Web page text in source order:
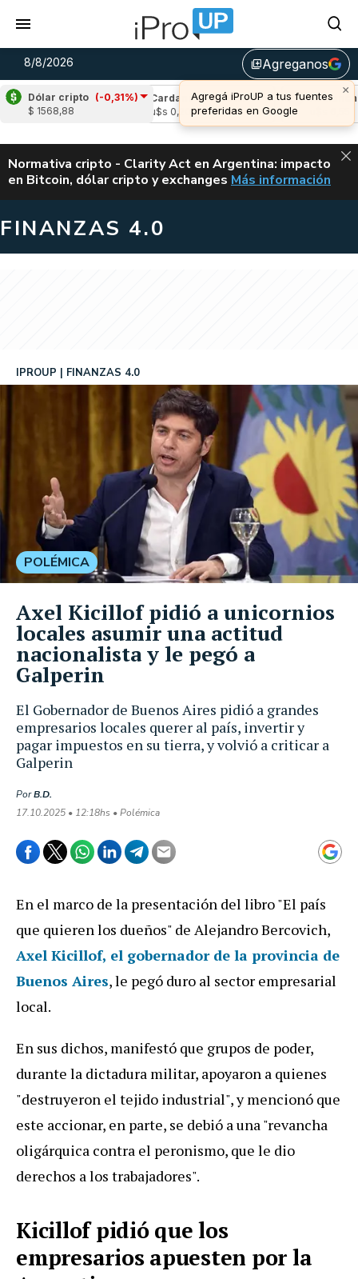
8/8/2026 library_addAgreganos
×
Agregá iProUP a tus fuentes
preferidas en Google
Dólar cripto (-0,31%)
$ 1568,88
(1,79%)
Cardano (-0,29%)
u$s 0,20
Avalanche
u$s 6,55
ALERTA
Normativa cripto - Clarity Act en Argentina: impacto
en Bitcoin, dólar cripto y exchanges CLARITY ACT EN
Más información
FINANZAS 4.0
El Gobernador de Buenos Aires pidió a grandes
empresarios locales querer al país, invertir y
pagar impuestos en su tierra, y volvió a criticar a
Galperin
IPROUP FINANZAS 4.0
PorB.D.
17.10.2025 • 12:18hs • Polémica
POLÉMICA
Axel Kicillof pidió a unicornios
locales asumir una actitud
nacionalista y le pegó a
Galperin
En el marco de la presentación del libro "El país
que quieren los dueños" de Alejandro Bercovich,
Axel Kicillof, el gobernador de la provincia de
Buenos Aires, le pegó duro al sector empresarial
local.
En sus dichos, manifestó que grupos de poder,
durante la dictadura militar, apoyaron a quienes
"destruyeron el tejido industrial", y mencionó que
este accionar, en parte, se debió a una "revancha
oligárquica contra el peronismo, que le dio
derechos a los trabajadores".
Kicillof pidió que los
empresarios apuesten por la